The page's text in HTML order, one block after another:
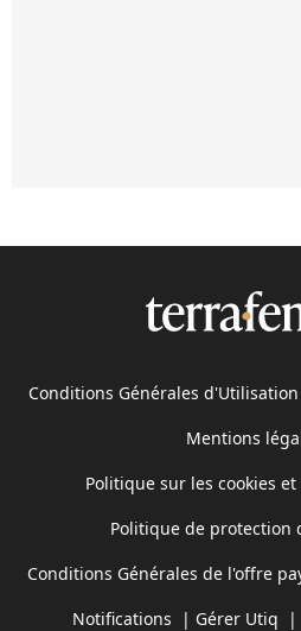
Conditions Générales d'Utilisation
Mentions
Politique sur les cookies
Politique de protection
Conditions Générales de l'offre
Notifications | Gérer Utiq |